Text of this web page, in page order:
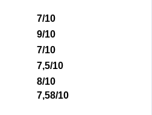
7/10
9/10
7/10
7,5/10
8/10
7,58/10